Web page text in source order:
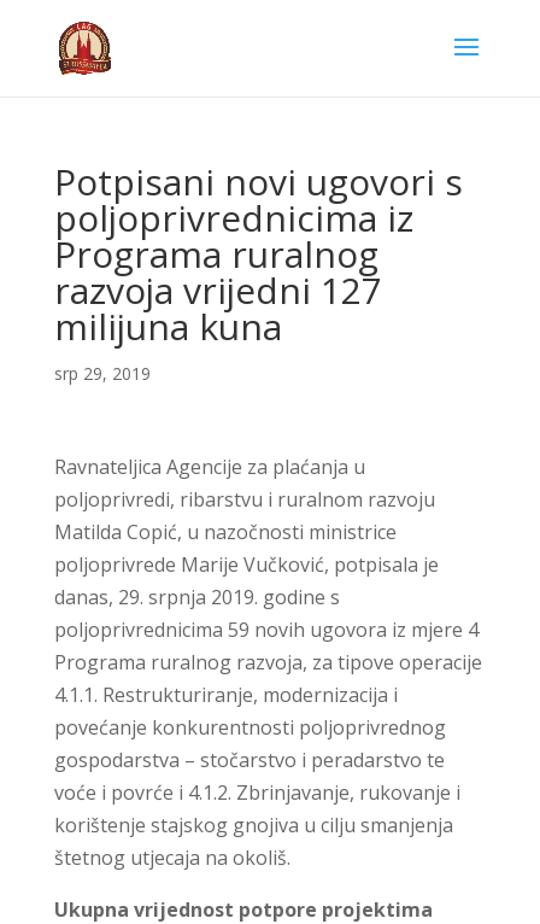
Potpisani novi ugovori s
poljoprivrednicima iz
Programa ruralnog
razvoja vrijedni 127
milijuna kuna
srp 29, 2019
Ravnateljica Agencije za plaćanja u
poljoprivredi, ribarstvu i ruralnom razvoju
Matilda Copić, u nazočnosti ministrice
poljoprivrede Marije Vučković, potpisala je
danas, 29. srpnja 2019. godine s
poljoprivrednicima 59 novih ugovora iz mjere 4
Programa ruralnog razvoja, za tipove operacije
4.1.1. Restrukturiranje, modernizacija i
povećanje konkurentnosti poljoprivrednog
gospodarstva – stočarstvo i peradarstvo te
voće i povrće i 4.1.2. Zbrinjavanje, rukovanje i
korištenje stajskog gnojiva u cilju smanjenja
štetnog utjecaja na okoliš.
Ukupna vrijednost potpore projektima